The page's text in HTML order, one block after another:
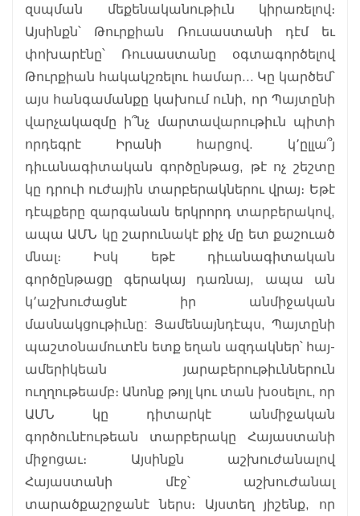
զսպման մեքենականութիւն կիրառելով։
Այսինքն՝ Թուրքիան Ռուսաստանի դէմ եւ
փոխարէնը՝ Ռուսաստանը օգտագործելով
Թուրքիան հակակշռելու համար... Կը կարծեմ՝
այս հանգամանքը կախում ունի, որ Պայտընի
վարչակազմը ի՞նչ մարտավարութիւն պիտի
որդեգրէ Իրանի հարցով. կ՚ըլլա՞յ
դիւանագիտական գործընթաց, թէ ոչ շեշտը
կը դրուի ուժային տարբերակներու վրայ։ Եթէ
դէպքերը զարգանան երկրորդ տարբերակով,
ապա ԱՄՆ կը շարունակէ քիչ մը ետ քաշուած
մնալ։ Իսկ եթէ դիւանագիտական
գործընթացը գերակայ դառնայ, ապա ան
կ՚աշխուժացնէ իր անմիջական
մասնակցութիւնը: Յամենայնդէպս, Պայտընի
պաշտօնամուտէն ետք եղան ազդակներ՝ հայ-
ամերիկեան յարաբերութիւններուն
ուղղութեամբ։ Անոնք թոյլ կու տան խօսելու, որ
ԱՄՆ կը դիտարկէ անմիջական
գործունէութեան տարբերակը Հայաստանի
միջոցաւ։ Այսինքն աշխուժանալով
Հայաստանի մէջ՝ աշխուժանալ
տարածքաշրջանէ ներս։ Այստեղ յիշենք, որ